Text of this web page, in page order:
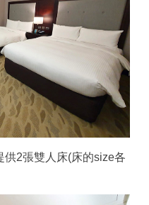
2張雙人床(床的size各